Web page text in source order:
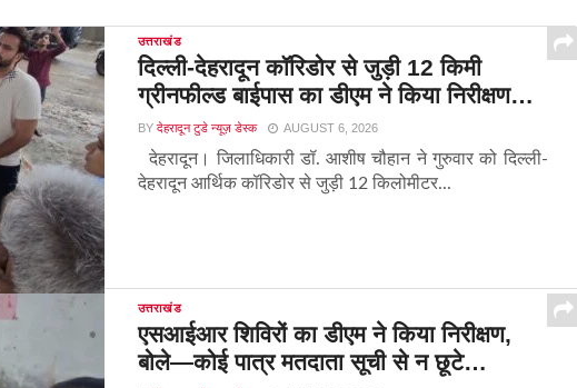
उत्तराखंड
दिल्ली-देहरादून कॉरिडोर से जुड़ी 12 किमी
ग्रीनफील्ड बाईपास का डीएम ने किया निरीक्षण…
BY देहरादून टुडे न्यूज़ डेस्क AUGUST 6, 2026
देहरादून। जिलाधिकारी डॉ. आशीष चौहान ने गुरुवार को दिल्ली-
देहरादून आर्थिक कॉरिडोर से जुड़ी 12 किलोमीटर...
उत्तराखंड
एसआईआर शिविरों का डीएम ने किया निरीक्षण,
बोले—कोई पात्र मतदाता सूची से न छूटे…